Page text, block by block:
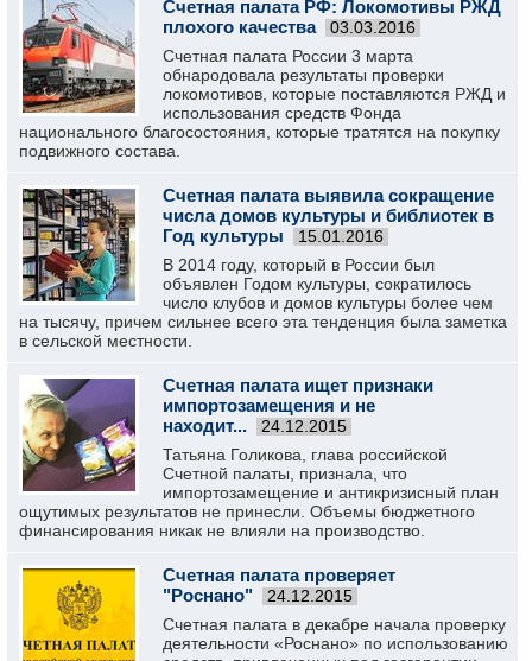
Счетная палата РФ: Локомотивы РЖД
плохого качества
03.03.2016
Счетная палата России 3 марта
обнародовала результаты проверки
локомотивов, которые поставляются РЖД и
использования средств Фонда
национального благосостояния, которые тратятся на покупку
подвижного состава.
Счетная палата выявила сокращение
числа домов культуры и библиотек в
Год культуры
15.01.2016
В 2014 году, который в России был
объявлен Годом культуры, сократилось
число клубов и домов культуры более чем
на тысячу, причем сильнее всего эта тенденция была заметка
в сельской местности.
Счетная палата ищет признаки
импортозамещения и не
находит...
24.12.2015
Татьяна Голикова, глава российской
Счетной палаты, признала, что
импортозамещение и антикризисный план
ощутимых результатов не принесли. Объемы бюджетного
финансирования никак не влияли на производство.
Счетная палата проверяет
"Роснано"
24.12.2015
Счетная палата в декабре начала проверку
деятельности «Роснано» по использованию